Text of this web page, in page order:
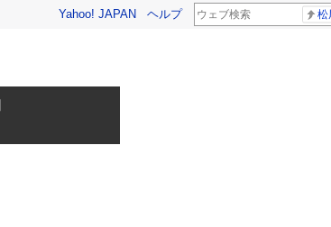
Yahoo! JAPAN ヘルプ 松